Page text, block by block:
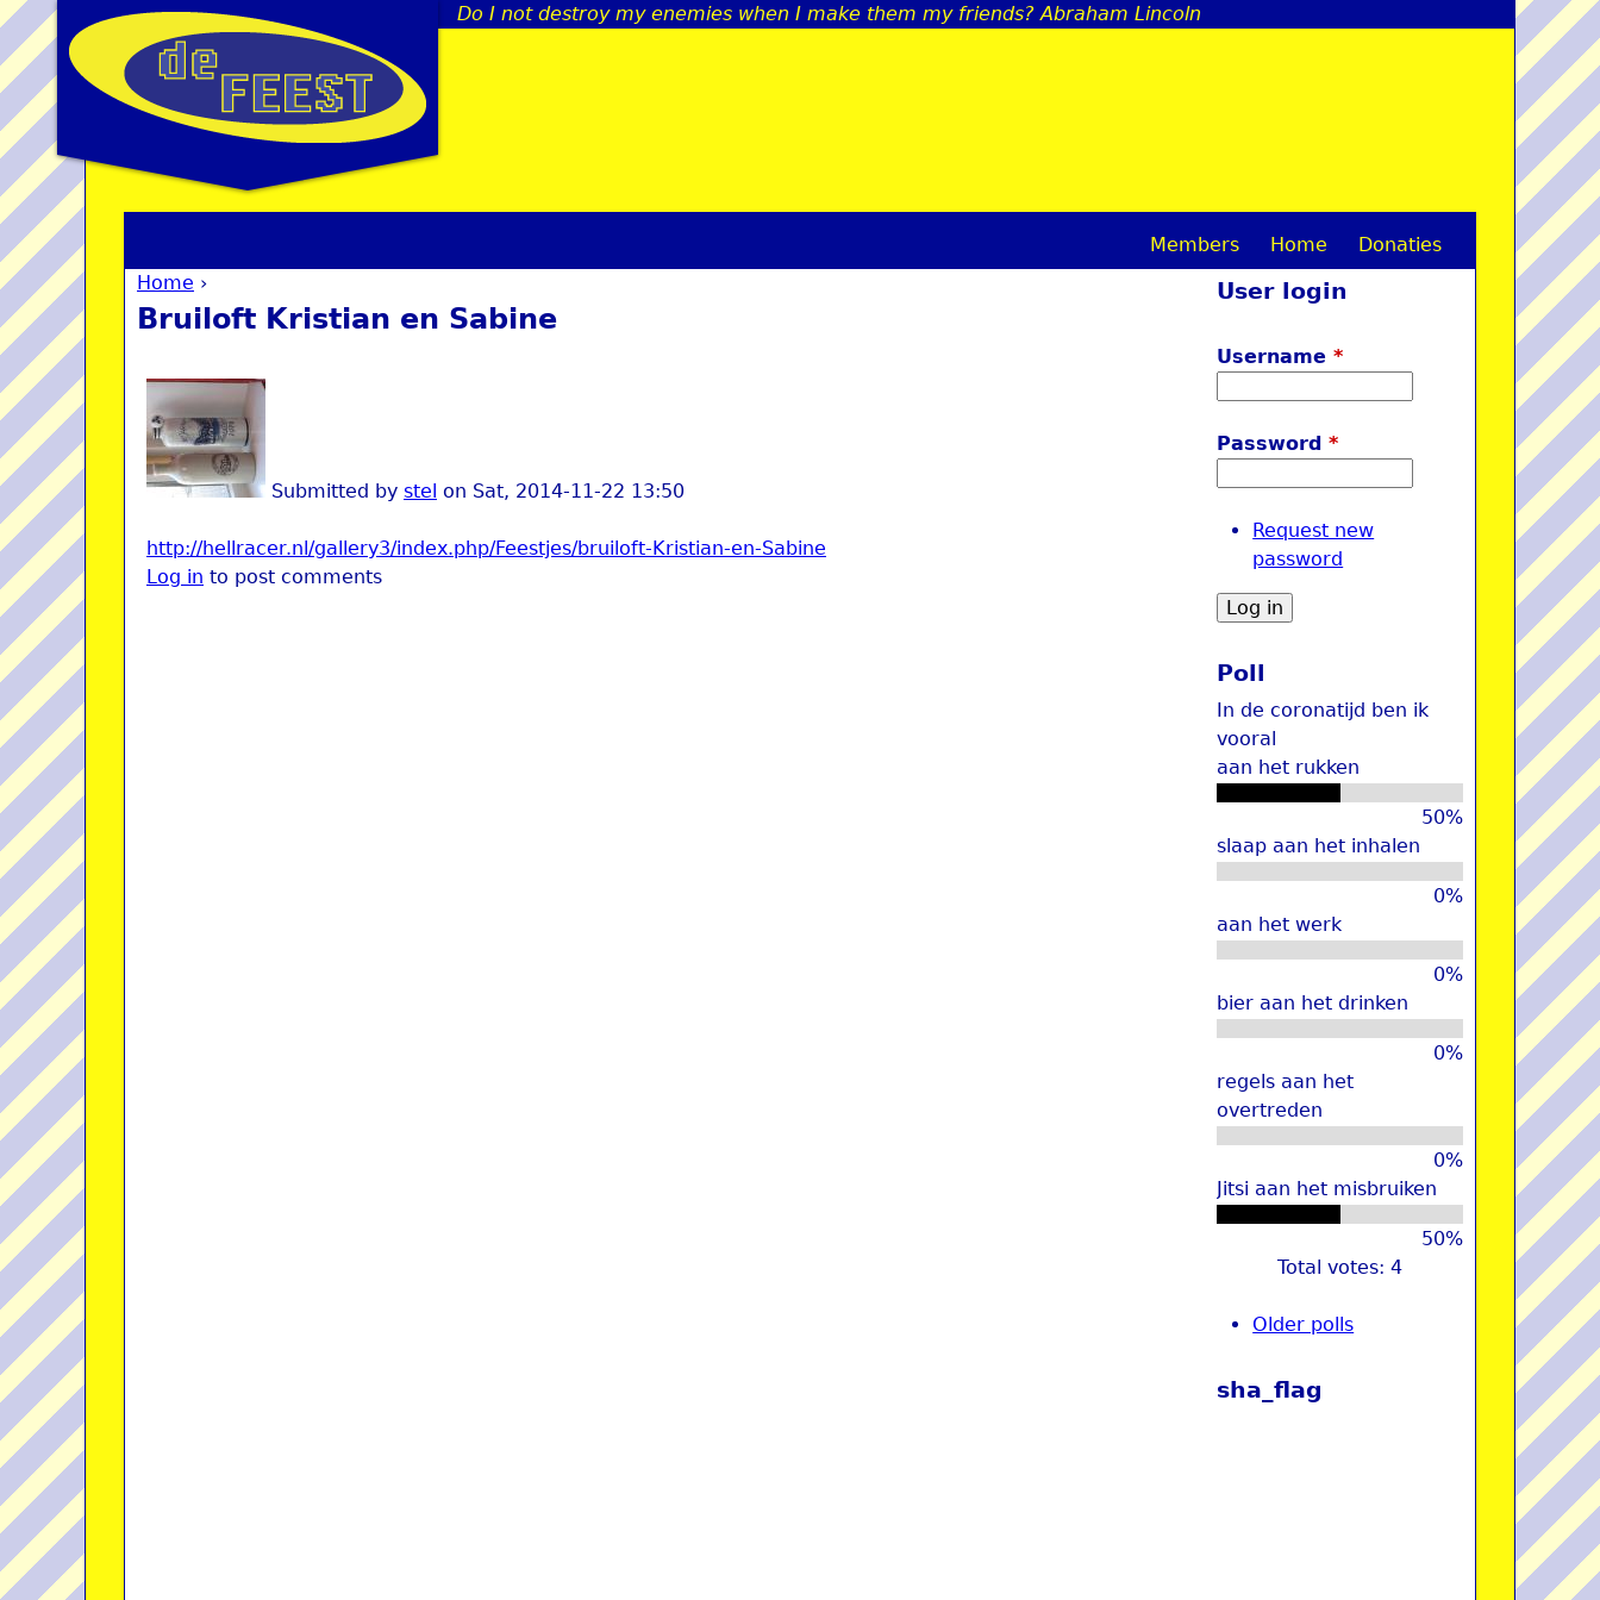
Jump to navigation
Do I not destroy my enemies when I make them my friends? Abraham Lincoln
You are here
Home ›
Bruiloft Kristian en Sabine
Submitted by stel on Sat, 2014-11-22 13:50
http://hellracer.nl/gallery3/index.php/Feestjes/bruiloft-Kristian-en-Sabine
Log in to post comments
M
Members Home Donaties
User login
Username*
Password*
Request new
password
Poll
In de coronatijd ben ik
vooral
aan het rukken
50%
slaap aan het inhalen
0%
aan het werk
0%
bier aan het drinken
0%
regels aan het
overtreden
0%
Jitsi aan het misbruiken
50%
Total votes: 4
Older polls
sha_flag